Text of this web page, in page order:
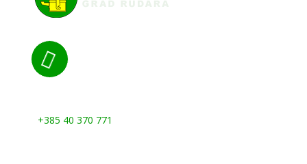

+385 40 370 771